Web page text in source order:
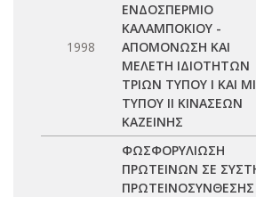
1998
ΕΝΔΟΣΠΕΡΜΙΟ
ΚΑΛΑΜΠΟΚΙΟΥ -
ΑΠΟΜΟΝΩΣΗ ΚΑΙ
ΜΕΛΕΤΗ ΙΔΙΟΤΗΤΩΝ
ΤΡΙΩΝ ΤΥΠΟΥ Ι ΚΑΙ
ΤΥΠΟΥ ΙΙ ΚΙΝΑΣΕΩΝ
ΚΑΖΕΙΝΗΣ
ΦΩΣΦΟΡΥΛΙΩΣΗ
ΠΡΩΤΕΙΝΩΝ ΣΕ
ΠΡΩΤΕΙΝΟΣΥΝΘΕΣΗΣ